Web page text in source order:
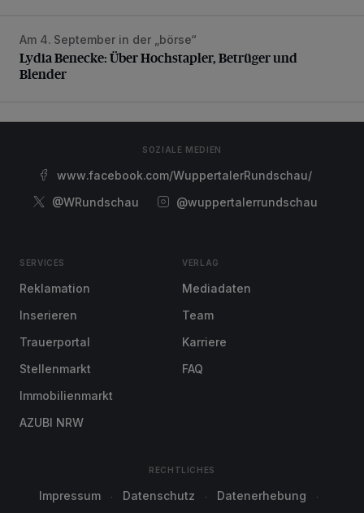
Lydia Benecke: Über Hochstapler, Betrüger und Blender
Am 4. September in der „börse“
Lydia Benecke: Über Hochstapler, Betrüger und
Blender
SOZIALE MEDIEN
www.facebook.com/WuppertalerRundschau/
@WRundschau
@wuppertalerrundschau
SERVICES
Reklamation
Inserieren
Trauerportal
Stellenmarkt
Immobilienmarkt
AZUBI NRW
VERLAG
Mediadaten
Team
Karriere
FAQ
RECHTLICHES
Impressum Datenschutz Datenerhebung